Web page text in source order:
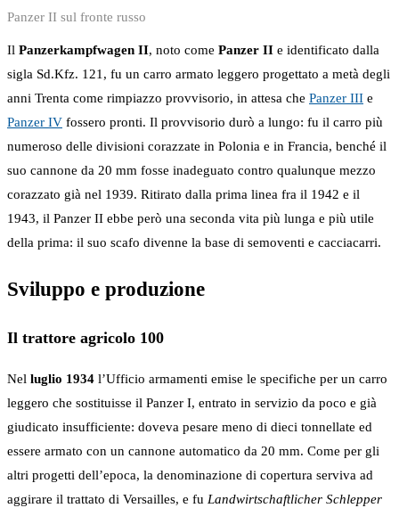
Panzer II sul fronte russo
Il Panzerkampfwagen II, noto come Panzer II e identificato dalla
sigla Sd.Kfz. 121, fu un carro armato leggero progettato a metà degli
anni Trenta come rimpiazzo provvisorio, in attesa che Panzer III e
Panzer IV fossero pronti. Il provvisorio durò a lungo: fu il carro più
numeroso delle divisioni corazzate in Polonia e in Francia, benché il
suo cannone da 20 mm fosse inadeguato contro qualunque mezzo
corazzato già nel 1939. Ritirato dalla prima linea fra il 1942 e il
1943, il Panzer II ebbe però una seconda vita più lunga e più utile
della prima: il suo scafo divenne la base di semoventi e cacciacarri.
Sviluppo e produzione
Il trattore agricolo 100
Nel luglio 1934 l’Ufficio armamenti emise le specifiche per un carro
leggero che sostituisse il Panzer I, entrato in servizio da poco e già
giudicato insufficiente: doveva pesare meno di dieci tonnellate ed
essere armato con un cannone automatico da 20 mm. Come per gli
altri progetti dell’epoca, la denominazione di copertura serviva ad
aggirare il trattato di Versailles, e fu Landwirtschaftlicher Schlepper